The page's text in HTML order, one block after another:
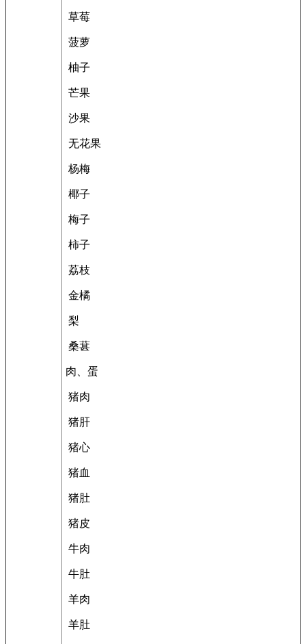
草莓
菠萝
柚子
芒果
沙果
无花果
杨梅
椰子
梅子
柿子
荔枝
金橘
梨
桑葚
肉、蛋
猪肉
猪肝
猪心
猪血
猪肚
猪皮
牛肉
牛肚
羊肉
羊肚